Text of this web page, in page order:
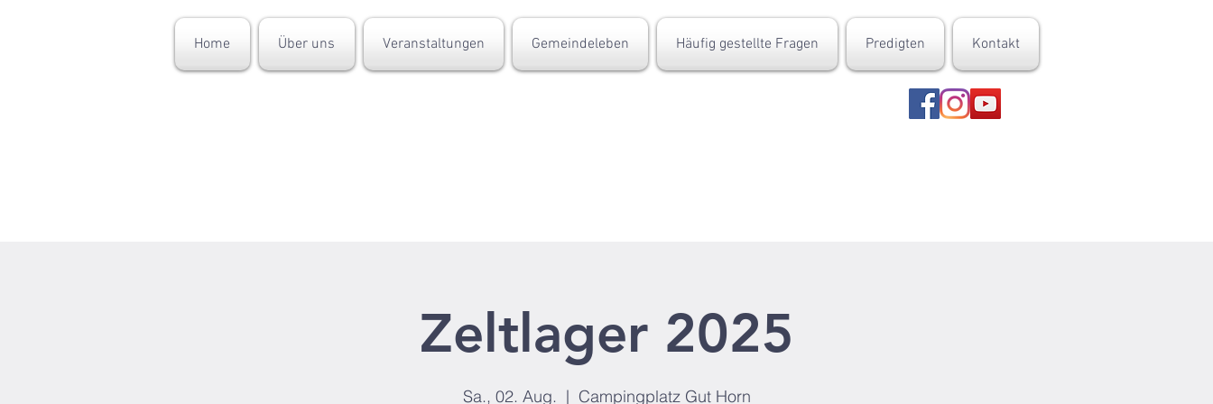
Home Über uns Veranstaltungen Gemeindeleben Häufig gestellte Fragen Predigten Kontakt
Zeltlager 2025
Sa., 02. Aug.
  |
Campingplatz Gut Horn